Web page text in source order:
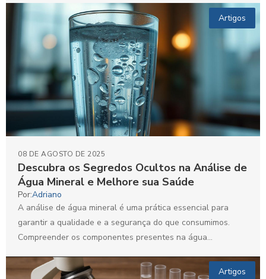
Artigos
Descubra os Segredos Ocultos na Análise de
Água Mineral e Melhore sua Saúde
08 DE AGOSTO DE 2025
Por:Adriano
A análise de água mineral é uma prática essencial para
garantir a qualidade e a segurança do que consumimos.
Compreender os componentes presentes na água...
Artigos